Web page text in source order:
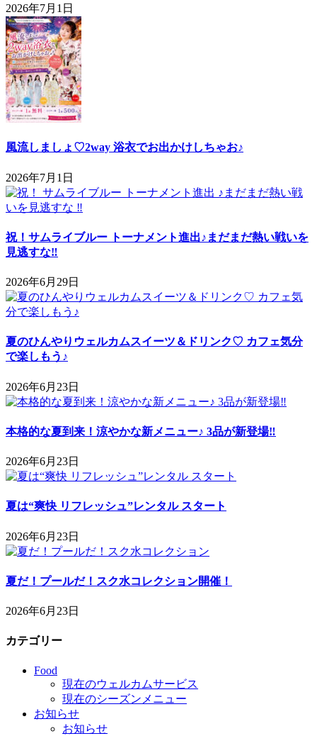
2026年7月1日
風流しましょ♡2way 浴衣でお出かけしちゃお♪
2026年7月1日
祝！サムライブルー トーナメント進出♪まだまだ熱い戦いを
見逃すな‼
2026年6月29日
夏のひんやりウェルカムスイーツ＆ドリンク♡ カフェ気分
で楽しもう♪
2026年6月23日
本格的な夏到来！涼やかな新メニュー♪ 3品が新登場‼
2026年6月23日
夏は“爽快 リフレッシュ”レンタル スタート
2026年6月23日
夏だ！プールだ！スク水コレクション開催！
2026年6月23日
カテゴリー
Food
現在のウェルカムサービス
現在のシーズンメニュー
お知らせ
お知らせ